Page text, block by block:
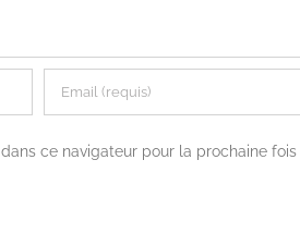
ce navigateur pour la prochaine